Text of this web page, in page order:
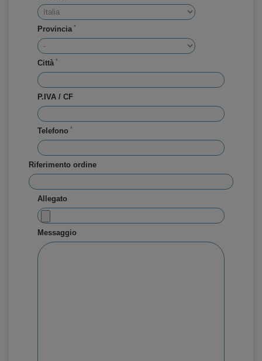
Provincia *
Città *
P.IVA / CF
Telefono *
Riferimento ordine
Allegato
Messaggio